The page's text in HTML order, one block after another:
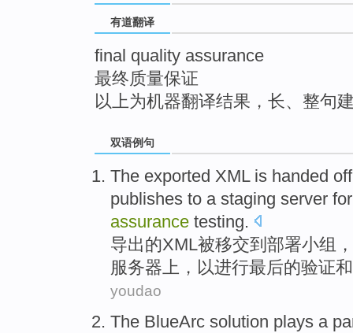
有道翻译
final quality assurance
最终质量保证
以上为机器翻译结果，长、整句
双语例句
The exported XML is handed off
publishes to a staging server for
assurance testing.
导出的XML被移交到 部署小组 ，
服务器 上， 以进行最后的验证和
youdao
The BlueArc solution plays a